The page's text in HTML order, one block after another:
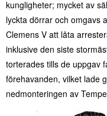
kungligheter; mycket av
lyckta dörrar och omgavs
Clemens V att låta
inklusive den siste
torterades tills de uppgav
förehavanden, vilket lade
nedmonteringen av